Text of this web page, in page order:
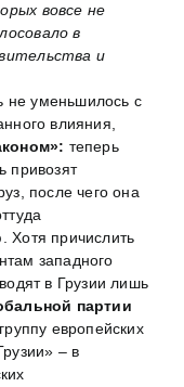
вовсе не
в
и
не уменьшилось с
влияния,
теперь
привозят
после чего она
Хотя причислить
западного
в Грузии лишь
партии
европейских
– в